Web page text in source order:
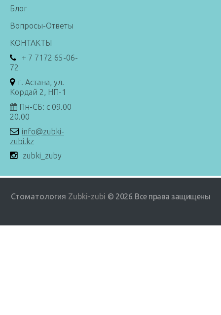
Блог
Вопросы-Ответы
КОНТАКТЫ
+ 7 7172 65-06-
72
г. Астана, ул.
Кордай 2, НП-1
Пн-СБ: с 09.00
20.00
info@zubki-
zubi.kz
zubki_zuby
Стоматология Zubki-zubi © 2026. Все права защищены